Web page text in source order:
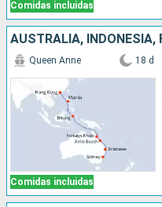
Comidas incluidas
Comidas incluidas
Queen Anne 18 d